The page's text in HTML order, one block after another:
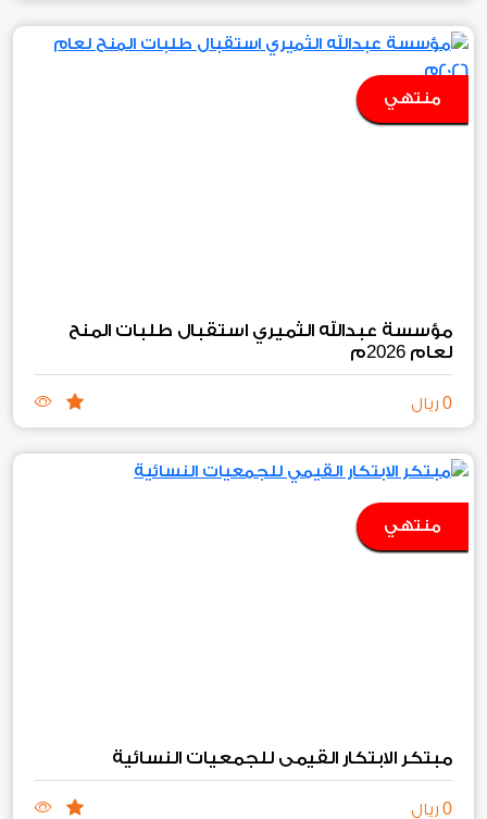
منتهي
مؤسسة عبدالله الثميري استقبال طلبات المنح
لعام 2026م
0 ريال
منتهي
مبتكر الابتكار القيمي للجمعيات النسائية
0 ريال